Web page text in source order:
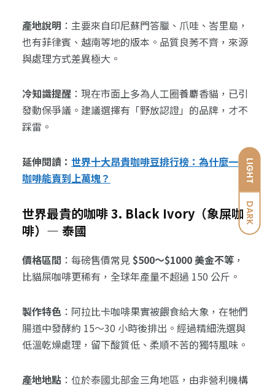
LIGHT
DARK
產地說明 ：主要來自印尼蘇門答臘、爪哇、峇里島，
也有菲律賓、越南等地的版本。品質良莠不齊，來源
與處理方式差異極大。
冷知識提醒：現在市面上多為人工圈養麝香貓，已引
發動保爭議。建議選擇有「野放認證」的品牌，才不
踩雷。
延伸閱讀： 世界十大昂貴咖啡豆排行榜：為什麼一杯
咖啡能賣到上萬塊？
世界最貴的咖啡 3. Black Ivory（象屎咖
啡）— 泰國
價格區間 ：每磅售價常見 $500～$1000 美金不等，
比貓屎咖啡更稀有，全球年產量不超過 150 公斤。
製作特色：阿拉比卡咖啡果實被餵食給大象，在牠們
腸道中發酵約 15～30 小時後排出。經過精細洗選與
低溫乾燥處理，留下酸質低、柔順不苦的獨特風味。
產地地點 ：位於泰國北部金三角地區，由非營利機構